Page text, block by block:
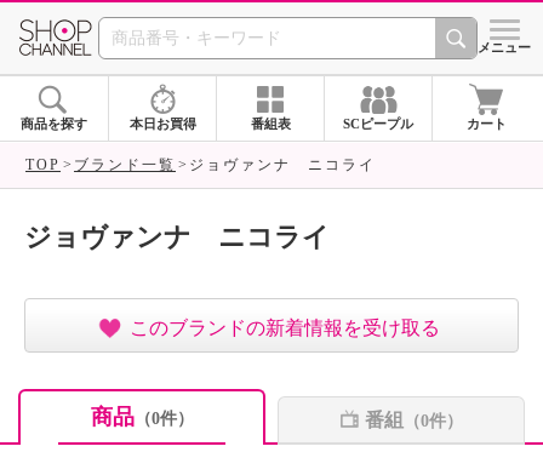
SHOP CHANNEL ショッ
メニュー
商品を探す 本日お買得 番組表 SCピープル カート
TOP ブランド一覧 ジョヴァンナ ニコライ
ジョヴァンナ ニコライ
このブランドの新着情報を受け取る
商品（0件） 番組 （0件）